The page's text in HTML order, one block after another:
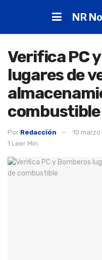
NR
Verifica PC
lugares de
combustible
Por Redacción
10
1 Leer Min